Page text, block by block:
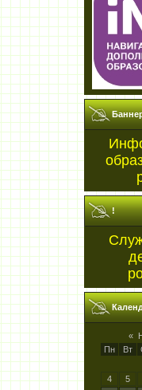
!
«
Пн
Вт
4
5